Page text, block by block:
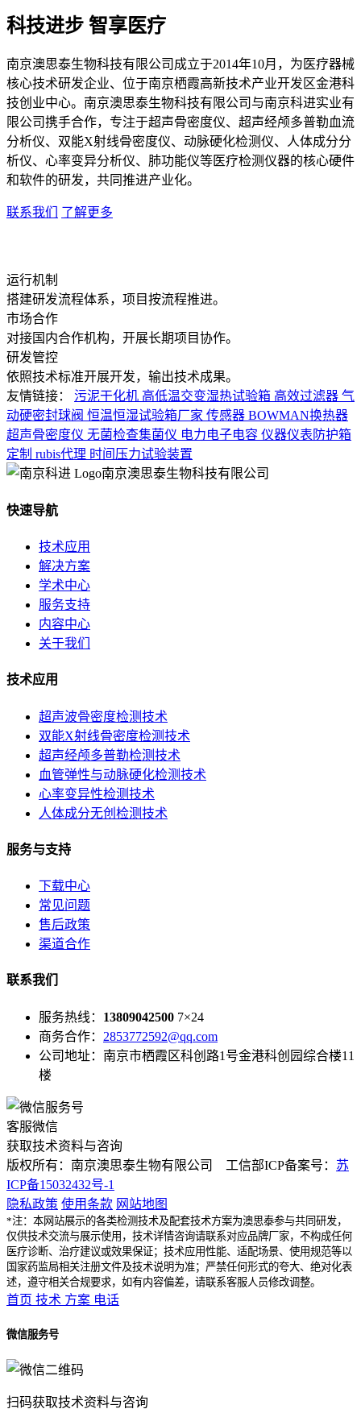
科技进步 智享医疗
南京澳思泰生物科技有限公司成立于2014年10月，为医疗器械
核心技术研发企业、位于南京栖霞高新技术产业开发区金港科
技创业中心。南京澳思泰生物科技有限公司与南京科进实业有
限公司携手合作，专注于超声骨密度仪、超声经颅多普勒血流
分析仪、双能X射线骨密度仪、动脉硬化检测仪、人体成分分
析仪、心率变异分析仪、肺功能仪等医疗检测仪器的核心硬件
和软件的研发，共同推进产业化。
联系我们 了解更多
运行机制
搭建研发流程体系，项目按流程推进。
市场合作
对接国内合作机构，开展长期项目协作。
研发管控
依照技术标准开展开发，输出技术成果。
友情链接：
污泥干化机 高低温交变湿热试验箱 高效过滤器 气
动硬密封球阀 恒温恒湿试验箱厂家 传感器 BOWMAN换热器
超声骨密度仪 无菌检查集菌仪 电力电子电容 仪器仪表防护箱
定制 rubis代理 时间压力试验装置
南京澳思泰生物科技有限公司
快速导航
技术应用
解决方案
学术中心
服务支持
内容中心
关于我们
技术应用
超声波骨密度检测技术
双能X射线骨密度检测技术
超声经颅多普勒检测技术
血管弹性与动脉硬化检测技术
心率变异性检测技术
人体成分无创检测技术
服务与支持
下载中心
常见问题
售后政策
渠道合作
联系我们
服务热线： 13809042500 7×24
商务合作： 2853772592@qq.com
公司地址：南京市栖霞区科创路1号金港科创园综合楼11
楼
客服微信
获取技术资料与咨询
版权所有：南京澳思泰生物有限公司 工信部ICP备案号： 苏
ICP备15032432号-1
隐私政策 使用条款 网站地图
*注：本网站展示的各类检测技术及配套技术方案为澳思泰参与共同研发，
仅供技术交流与展示使用，技术详情咨询请联系对应品牌厂家，不构成任何
医疗诊断、治疗建议或效果保证；技术应用性能、适配场景、使用规范等以
国家药监局相关注册文件及技术说明为准；严禁任何形式的夸大、绝对化表
述，遵守相关合规要求，如有内容偏差，请联系客服人员修改调整。
首页 技术 方案 电话
微信服务号
扫码获取技术资料与咨询